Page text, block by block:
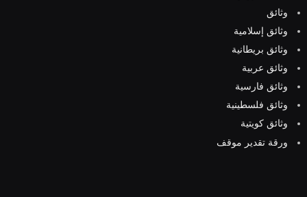
وثائق
وثائق إسلامية
وثائق بريطانية
وثائق عربية
وثائق فارسية
وثائق فلسطينية
وثائق كويتية
ورقة تقدير موقف